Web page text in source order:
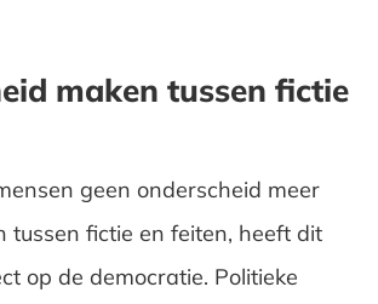
maken tussen fictie
geen onderscheid meer
tussen fictie en feiten, heeft dit
op de democratie. Politieke